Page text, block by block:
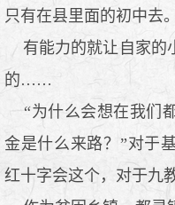
只有在县里面的初中去。
有能力的就让自家的
的……
“为什么会想在我们
金是什么来路？”对于
红十字会这个，对于九